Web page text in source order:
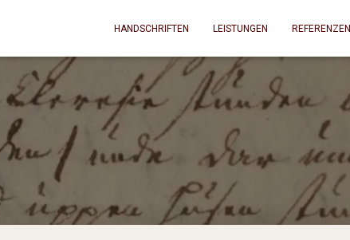
HANDSCHRIFTEN LEISTUNGEN REFERENZEN